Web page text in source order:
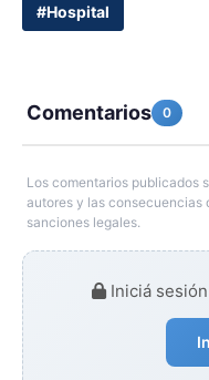
#Hospital
Comentarios 0
Los comentarios publicados
autores y las consecuencias
sanciones legales.
Iniciá